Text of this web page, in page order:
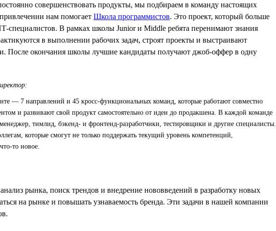
совершенствовать продукты, мы подбираем в команду настоящих
нам помогает Школа программистов. Это проект, который больше
специалистов. В рамках школы Junior и Middle ребята перенимают знания
в выполнении рабочих задач, строят проекты и выстраивают
После окончания школы лучшие кандидаты получают джоб-оффер в одну
— 7 направлений и 45 кросс-функциональных команд, которые работают совместно
и развивают свой продукт самостоятельно от идеи до продакшена. В каждой команде
тимлид, бэкенд- и фронтенд-разработчики, тестировщики и другие специалисты.
которые смогут не только поддержать текущий уровень компетенций,
то новое.
рынка, поиск трендов и внедрение нововведений в разработку новых
на рынке и повышать узнаваемость бренда. Эти задачи в нашей компании